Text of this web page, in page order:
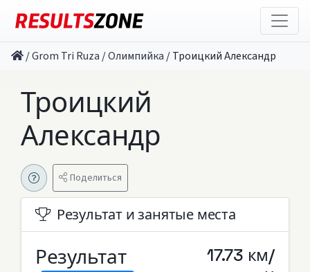
/Grom Tri Ruza /Олимпийка /Троицкий Александр
Троицкий
Александр
Поделиться
Результат и занятые места
Результат
17.73 км/